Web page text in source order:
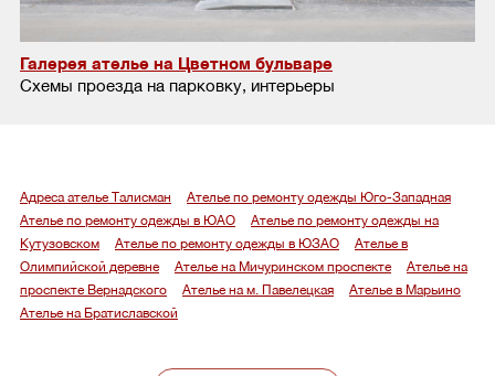
Галерея ателье на Цветном бульваре
Схемы проезда на парковку, интерьеры
Адреса ателье Талисман
Ателье по ремонту одежды Юго-Западная
Ателье по ремонту одежды в ЮАО
Ателье по ремонту одежды на
Кутузовском
Ателье по ремонту одежды в ЮЗАО
Ателье в
Олимпийской деревне
Ателье на Мичуринском проспекте
Ателье на
проспекте Вернадского
Ателье на м. Павелецкая
Ателье в Марьино
Ателье на Братиславской